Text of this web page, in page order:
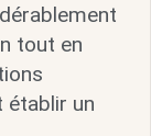
tout en
établir un